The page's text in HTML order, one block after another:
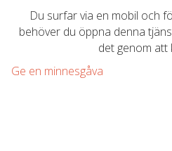
Du surfar via en mobil och
behöver du öppna denna
det genom att
Ge en minnesgåva